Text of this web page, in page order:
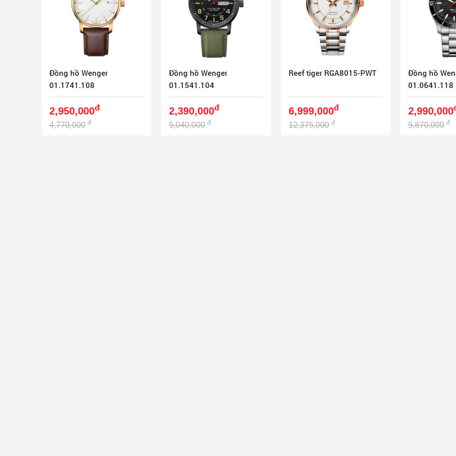
Đồng hồ Wenger
01.1741.108
2,950,000đ
4,770,000 đ
Đồng hồ Wenger
01.1541.104
2,390,000đ
5,040,000 đ
Reef tiger RGA8015-PWT
6,999,000đ
12,375,000 đ
Đồng hồ
01.0641.118
2,990,000
5,870,000 đ